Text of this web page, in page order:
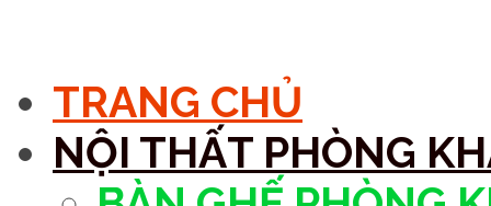
TRANG CHỦ
NỘI THẤT PHÒNG